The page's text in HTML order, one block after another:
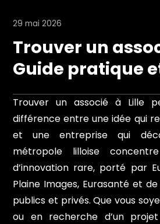
29 mai 2026
Trouver un
Guide pratique
Trouver un associé à Lille
différence entre une idée qui
et une entreprise qui
métropole lilloise
d’innovation rare, porté par
Plaine Images, Eurasanté et
publics et privés. Que vous
ou en recherche d’un